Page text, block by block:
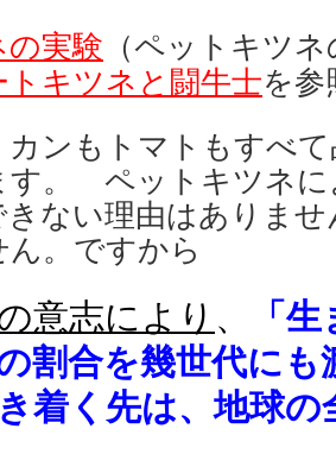
の実験 （ペットキツ
トキツネと闘牛士を参
カンもトマトもすべ
す。 ペットキツネに
きない理由はありま
ん。ですから
意志により 、
「
割合を幾世代にも
着く先は、地球の